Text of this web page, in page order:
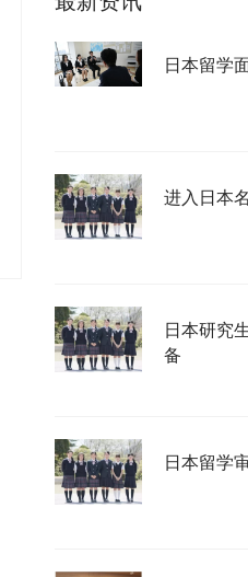
日本留学
进入日本
日本研究
备
日本留学